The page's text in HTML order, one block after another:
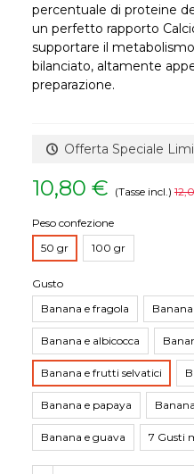
percentuale di proteine
un perfetto rapporto
supportare il
bilanciato, altamente
preparazione.
Offerta Speciale
10,80 € (Tasse incl.)
Peso confezione
50 gr
100 gr
Gusto
Banana e fragola
Banana e albicocca
Banana e frutti selvatici
Banana e papaya
Banana e guava 7 Gusti